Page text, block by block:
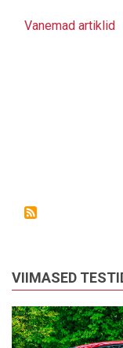
Vanemad artiklid
VIIMASED